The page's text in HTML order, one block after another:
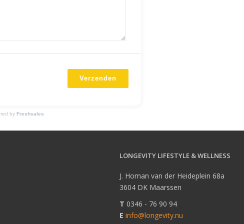
Verzenden
by Freshsales
LONGEVITY LIFESTYLE & WELLNESS
J. Homan van der Heideplein 68a
3604 DK Maarssen
T 0346 - 76 90 94
E info@longevity.nu